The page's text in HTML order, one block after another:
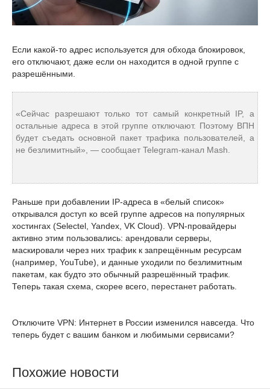
Если какой-то адрес используется для обхода блокировок,
его отключают, даже если он находится в одной группе с
разрешёнными.
«Сейчас разрешают только тот самый конкретный IP, а
остальные адреса в этой группе отключают. Поэтому ВПН
будет съедать основной пакет трафика пользователей, а
не безлимитный», — сообщает Telegram-канал Mash.
Раньше при добавлении IP-адреса в «белый список»
открывался доступ ко всей группе адресов на популярных
хостингах (Selectel, Yandex, VK Cloud). VPN-провайдеры
активно этим пользовались: арендовали серверы,
маскировали через них трафик к запрещённым ресурсам
(например, YouTube), и данные уходили по безлимитным
пакетам, как будто это обычный разрешённый трафик.
Теперь такая схема, скорее всего, перестанет работать.
Отключите VPN: Интернет в России изменился навсегда. Что
теперь будет с вашим банком и любимыми сервисами?
Похожие новости